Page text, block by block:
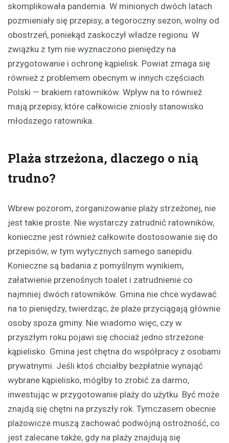
skomplikowała pandemia. W minionych dwóch latach
pozmieniały się przepisy, a tegoroczny sezon, wolny od
obostrzeń, poniekąd zaskoczył władze regionu. W
związku z tym nie wyznaczono pieniędzy na
przygotowanie i ochronę kąpielisk. Powiat zmaga się
również z problemem obecnym w innych częściach
Polski — brakiem ratowników. Wpływ na to również
mają przepisy, które całkowicie zniosły stanowisko
młodszego ratownika.
Plaża strzeżona, dlaczego o nią
trudno?
Wbrew pozorom, zorganizowanie plaży strzeżonej, nie
jest takie proste. Nie wystarczy zatrudnić ratowników,
konieczne jest również całkowite dostosowanie się do
przepisów, w tym wytycznych samego sanepidu.
Konieczne są badania z pomyślnym wynikiem,
załatwienie przenośnych toalet i zatrudnienie co
najmniej dwóch ratowników. Gmina nie chce wydawać
na to pieniędzy, twierdząc, że plaże przyciągają głównie
osoby spoza gminy. Nie wiadomo więc, czy w
przyszłym roku pojawi się chociaż jedno strzeżone
kąpielisko. Gmina jest chętna do współpracy z osobami
prywatnymi. Jeśli ktoś chciałby bezpłatnie wynająć
wybrane kąpielisko, mógłby to zrobić za darmo,
inwestując w przygotowanie plaży do użytku. Być może
znajdą się chętni na przyszły rok. Tymczasem obecnie
plażowicze muszą zachować podwójną ostrożność, co
jest zalecane także, gdy na plaży znajdują się